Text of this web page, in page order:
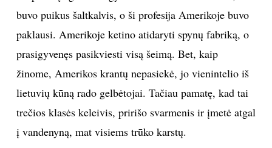
buvo puikus šaltkalvis, o ši profesija Amerikoje buvo
paklausi. Amerikoje ketino atidaryti spynų fabriką, o
prasigyvenęs pasikviesti visą šeimą. Bet, kaip
žinome, Amerikos krantų nepasiekė, jo vienintelio iš
lietuvių kūną rado gelbėtojai. Tačiau pamatę, kad tai
trečios klasės keleivis, pririšo svarmenis ir įmetė atgal
į vandenyną, mat visiems trūko karstų.